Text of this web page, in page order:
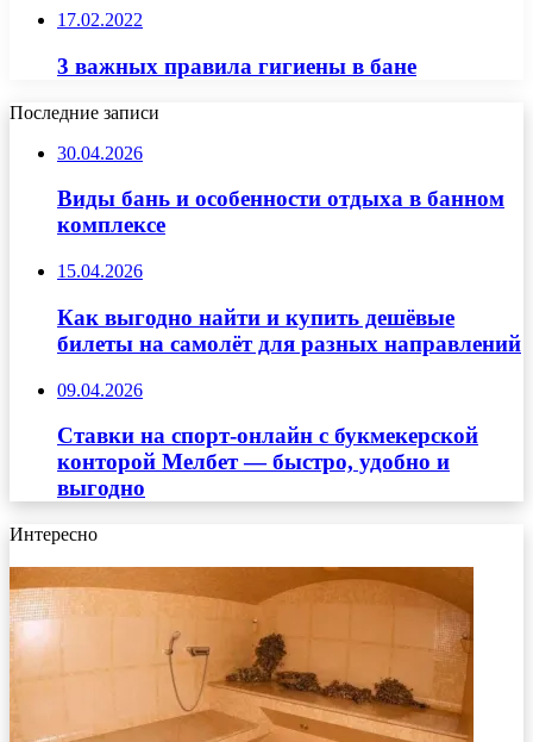
17.02.2022
3 важных правила гигиены в бане
Последние записи
30.04.2026
Виды бань и особенности отдыха в банном
комплексе
15.04.2026
Как выгодно найти и купить дешёвые
билеты на самолёт для разных направлений
09.04.2026
Ставки на спорт-онлайн с букмекерской
конторой Мелбет — быстро, удобно и
выгодно
Интересно